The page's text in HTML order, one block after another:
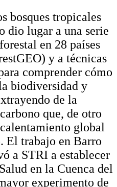
bosques tropicales
dio lugar a una serie
en 28 países
y a técnicas
comprender cómo
biodiversidad y
de la
que, de otro
global
El trabajo en Barro
a STRI a establecer
en la Cuenca del
experimento de